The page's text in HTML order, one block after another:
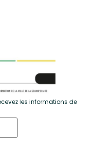
les informations de